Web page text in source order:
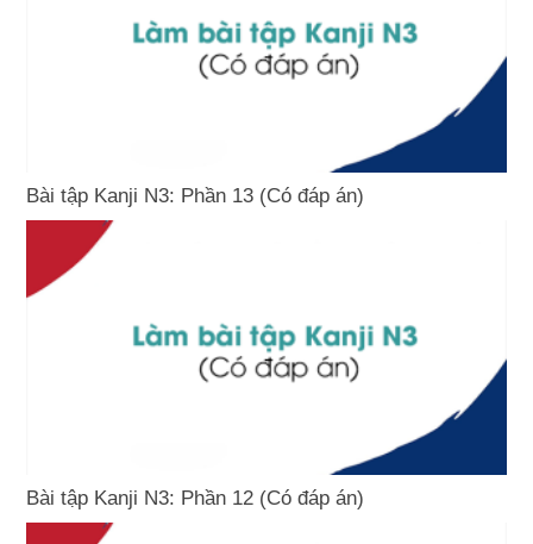
Bài tập Kanji N3: Phần 13 (Có đáp án)
Bài tập Kanji N3: Phần 12 (Có đáp án)